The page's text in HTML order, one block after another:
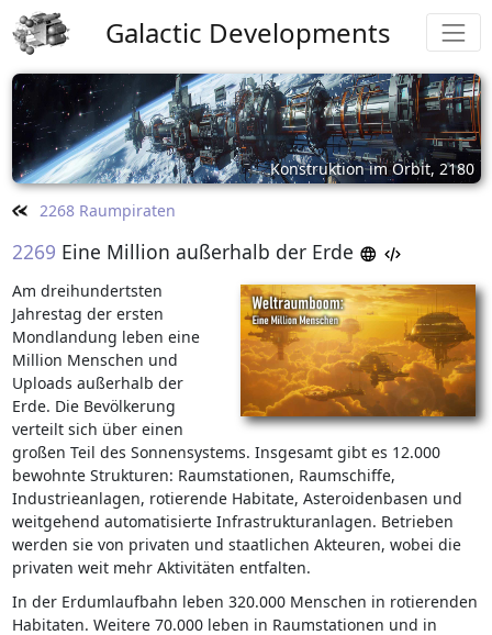
Galactic Developments
Konstruktion im Orbit, 2180
2268 Raumpiraten
2269 Eine Million außerhalb der Erde
Am dreihundertsten
Jahrestag der ersten
Mondlandung leben eine
Million Menschen und
Uploads außerhalb der
Erde. Die Bevölkerung
verteilt sich über einen
großen Teil des Sonnensystems. Insgesamt gibt es 12.000
bewohnte Strukturen: Raumstationen, Raumschiffe,
Industrieanlagen, rotierende Habitate, Asteroidenbasen und
weitgehend automatisierte Infrastrukturanlagen. Betrieben
werden sie von privaten und staatlichen Akteuren, wobei die
privaten weit mehr Aktivitäten entfalten.
In der Erdumlaufbahn leben 320.000 Menschen in rotierenden
Habitaten. Weitere 70.000 leben in Raumstationen und in